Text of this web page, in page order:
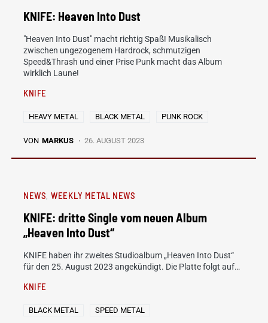
KNIFE: Heaven Into Dust
"Heaven Into Dust" macht richtig Spaß! Musikalisch
zwischen ungezogenem Hardrock, schmutzigen
Speed&Thrash und einer Prise Punk macht das Album
wirklich Laune!
KNIFE
HEAVY METAL BLACK METAL PUNK ROCK
VON MARKUS 26. AUGUST 2023
NEWS WEEKLY METAL NEWS
KNIFE: dritte Single vom neuen Album
„Heaven Into Dust“
KNIFE haben ihr zweites Studioalbum „Heaven Into Dust“
für den 25. August 2023 angekündigt. Die Platte folgt auf…
KNIFE
BLACK METAL SPEED METAL